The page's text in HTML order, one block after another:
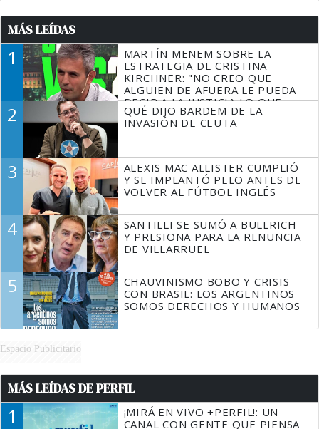
MÁS LEÍDAS
1
MARTÍN MENEM SOBRE LA
ESTRATEGIA DE CRISTINA
KIRCHNER: "NO CREO QUE
ALGUIEN DE AFUERA LE PUEDA
DECIR A LA JUSTICIA LO QUE
TIENE QUE HACER"
2
QUÉ DIJO BARDEM DE LA
INVASIÓN DE CEUTA
3
ALEXIS MAC ALLISTER CUMPLIÓ
Y SE IMPLANTÓ PELO ANTES DE
VOLVER AL FÚTBOL INGLÉS
4
SANTILLI SE SUMÓ A BULLRICH
Y PRESIONA PARA LA RENUNCIA
DE VILLARRUEL
5
CHAUVINISMO BOBO Y CRISIS
CON BRASIL: LOS ARGENTINOS
SOMOS DERECHOS Y HUMANOS
Espacio Publicitario
MÁS LEÍDAS DE PERFIL
1
¡MIRÁ EN VIVO +PERFIL!: UN
CANAL CON GENTE QUE PIENSA